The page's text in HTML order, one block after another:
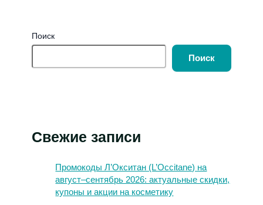
Поиск
Поиск
Свежие записи
Промокоды Л’Окситан (L’Occitane) на
август–сентябрь 2026: актуальные скидки,
купоны и акции на косметику